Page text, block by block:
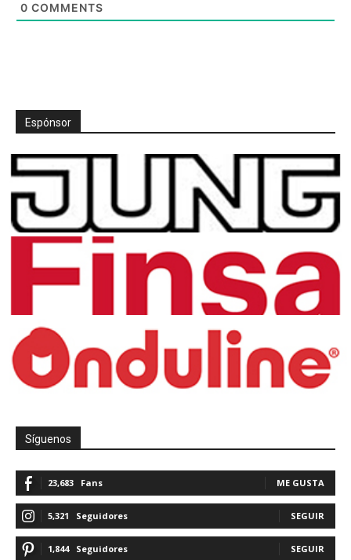
0 COMMENTS
Espónsor
Síguenos
23,683 Fans ME GUSTA
5,321 Seguidores SEGUIR
1,844 Seguidores SEGUIR